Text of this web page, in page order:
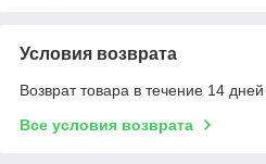
Условия возврата
Возврат товара в течение 14
Все условия возврата